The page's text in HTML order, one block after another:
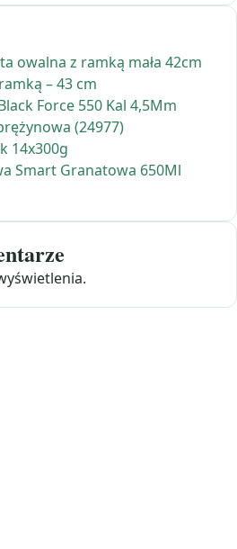
owalna z ramką mała 42cm
– 43 cm
Force 550 Kal 4,5Mm
(24977)
14x300g
Smart Granatowa 650Ml